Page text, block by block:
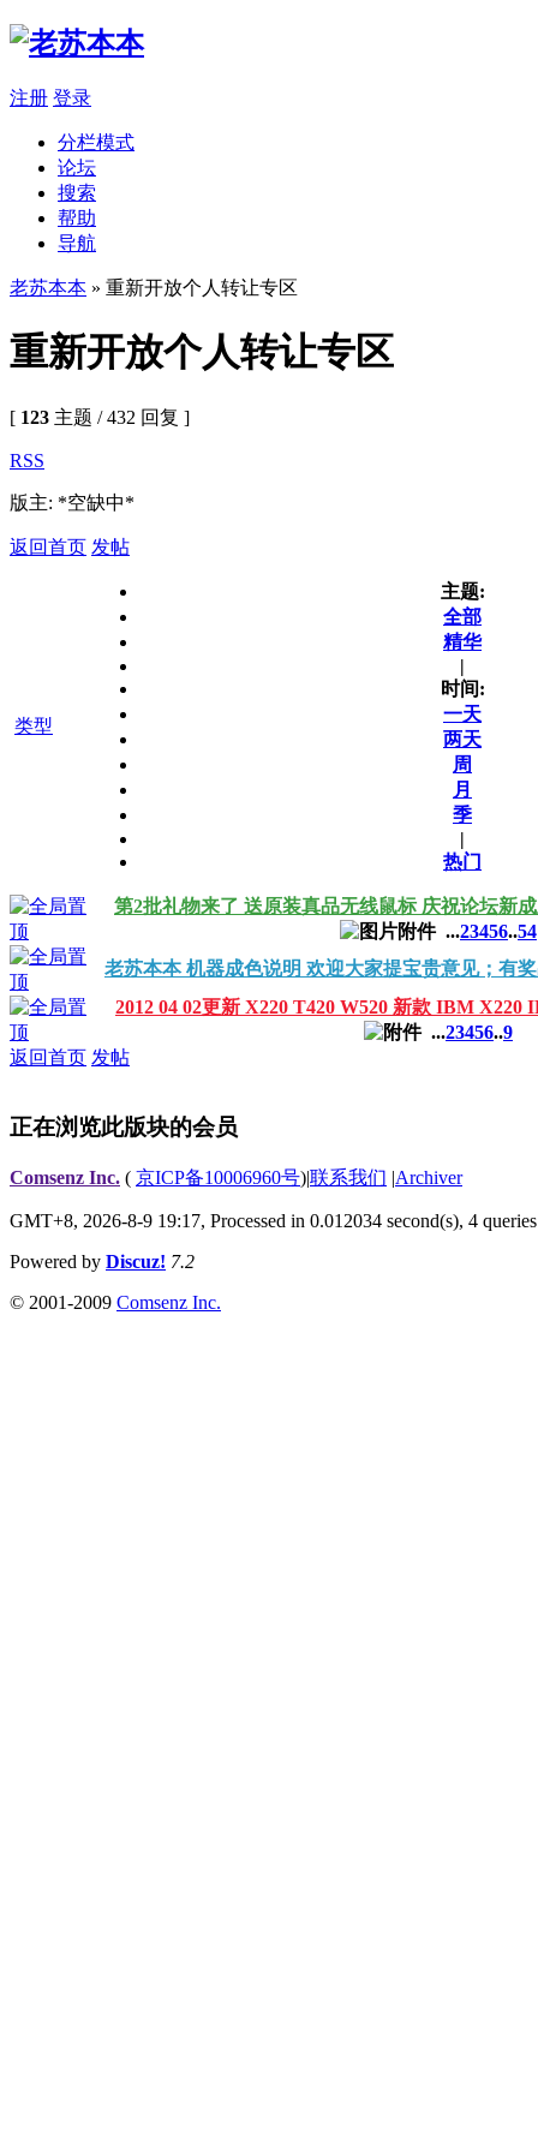
注册 登录
分栏模式
论坛
搜索
帮助
导航
老苏本本 » 重新开放个人转让专区
重新开放个人转让专区
[ 123 主题 / 432 回复 ]
RSS
版主: *空缺中*
返回首页 发帖
类型
主题:
全部
精华
|
时间:
一天
两天
周
月
季
|
热门
第2批礼物来了 送原装真品无线鼠标 庆祝论坛新
...23456..54
老苏本本 机器成色说明 欢迎大家提宝贵意见；有
2012 04 02更新 X220 T420 W520 新款 IBM X220
...23456..9
返回首页 发帖
正在浏览此版块的会员
Comsenz Inc. ( 京ICP备10006960号)|联系我们 |Archiver
GMT+8, 2026-8-9 19:17, Processed in 0.012034 second(s), 4 queries
Powered by Discuz! 7.2
© 2001-2009 Comsenz Inc.